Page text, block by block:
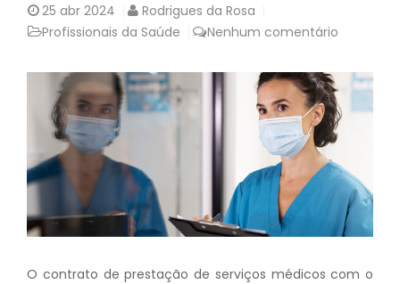
25 abr 2024
Rodrigues da Rosa
Profissionais da Saúde
Nenhum comentário
O contrato de prestação de serviços médicos com o